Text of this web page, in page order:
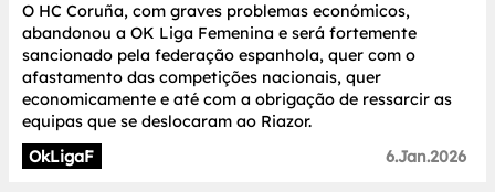
O HC Coruña, com graves problemas económicos,
abandonou a OK Liga Femenina e será fortemente
sancionado pela federação espanhola, quer com o
afastamento das competições nacionais, quer
economicamente e até com a obrigação de ressarcir as
equipas que se deslocaram ao Riazor.
OkLigaF
6.Jan.2026